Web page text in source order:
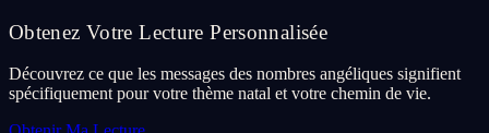
Obtenez Votre Lecture Personnalisée
Découvrez ce que les messages des nombres angéliques signifient
spécifiquement pour votre thème natal et votre chemin de vie.